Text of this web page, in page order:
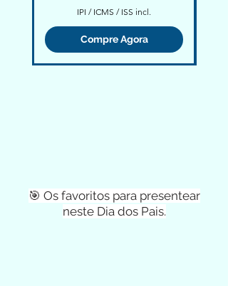
IPI / ICMS / ISS incl.
Compre Agora
🎯 Os favoritos para presentear
neste Dia dos Pais.